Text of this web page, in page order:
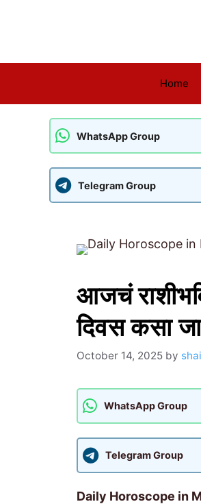
Home
WhatsApp Group
Telegram Group
आजचं
दिवस कसा
October 14, 2025 by
WhatsApp Group
Telegram Group
Daily Horoscope in